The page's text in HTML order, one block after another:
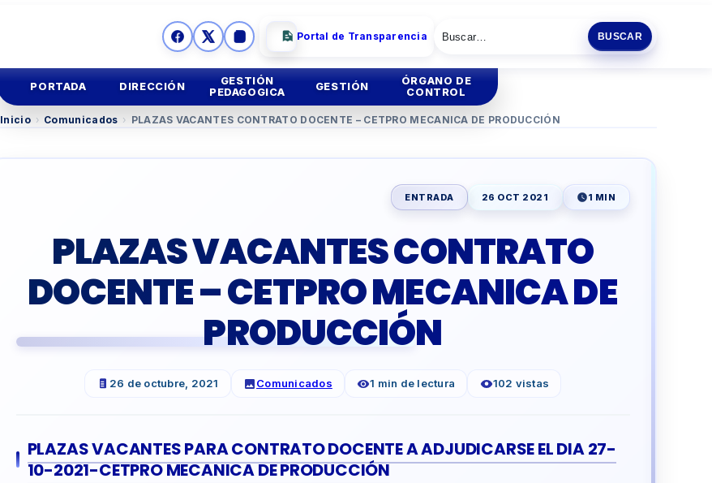
Portal de Transparencia BUSCAR
PORTADA DIRECCIÓN
GESTIÓN
PEDAGOGICA
TUTORIA Y CONVIVENCIAESCOLAR
EDUCACIÓN TÉCNICOPRODUCTIVA
TALLER DOCENTES
GESTIÓN
ÓRGANO DE
CONTROL
Inicio › Comunicados › PLAZAS VACANTES CONTRATO DOCENTE – CETPRO MECANICA DE PRODUCCIÓN
ENTRADA 26 OCT 2021 1 MIN
PLAZAS VACANTES CONTRATO
DOCENTE – CETPRO MECANICA DE
PRODUCCIÓN
26 de octubre, 2021 Comunicados 1 min de lectura 102 vistas
PLAZAS VACANTES PARA CONTRATO DOCENTE A ADJUDICARSE EL DIA 27-
10-2021-CETPRO MECANICA DE PRODUCCIÓN